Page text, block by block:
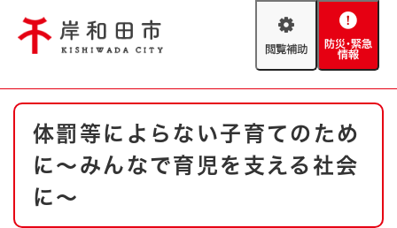
閲
助
防
緊
情
報
やさしい日本語
文字サイズ
防災・緊急情報 救急・消防
ハザードマップ AED設置箇所
本
体罰等によらない子育てのため
に～みんなで育児を支える社会
に～